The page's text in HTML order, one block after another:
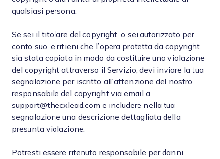
qualsiasi persona.
Se sei il titolare del copyright, o sei autorizzato per
conto suo, e ritieni che l’opera protetta da copyright
sia stata copiata in modo da costituire una violazione
del copyright attraverso il Servizio, devi inviare la tua
segnalazione per iscritto all’attenzione del nostro
responsabile del copyright via email a
support@thecxlead.com e includere nella tua
segnalazione una descrizione dettagliata della
presunta violazione.
Potresti essere ritenuto responsabile per danni